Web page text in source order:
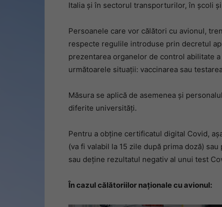
Italia și în sectorul transporturilor, în școli
Persoanele care vor călători cu avionul,
respecte regulile introduse prin decretul
prezentarea organelor de control abilitate
următoarele situații: vaccinarea sau
Măsura se aplică de asemenea și
diferite universități.
Pentru a obține certificatul digital Covid,
(va fi valabil la 15 zile după prima doză)
sau deține rezultatul negativ al unui test
În cazul călătoriilor naționale cu avionul: